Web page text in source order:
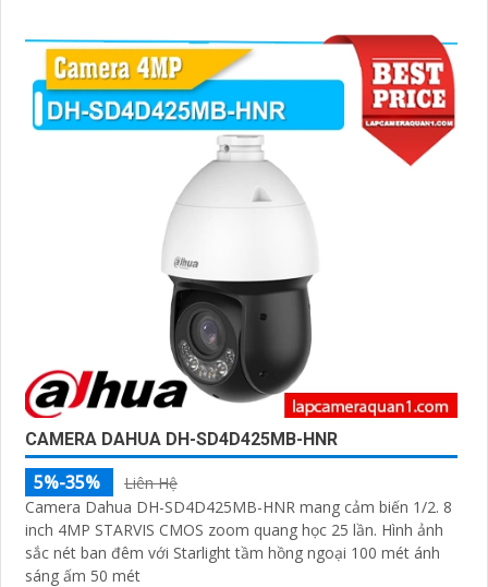
CAMERA DAHUA DH-SD4D425MB-HNR
5%-35%
Liên Hệ
Camera Dahua DH-SD4D425MB-HNR mang cảm biến 1/2. 8
inch 4MP STARVIS CMOS zoom quang học 25 lần. Hình ảnh
sắc nét ban đêm với Starlight tầm hồng ngoại 100 mét ánh
sáng ấm 50 mét